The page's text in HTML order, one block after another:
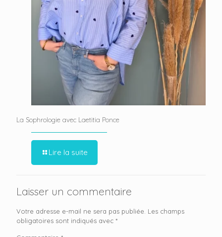
La Sophrologie avec Laetitia Ponce
Lire la suite
Laisser un commentaire
Votre adresse e-mail ne sera pas publiée. Les champs
obligatoires sont indiqués avec *